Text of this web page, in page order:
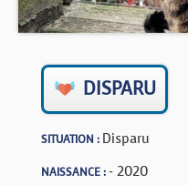
FORUM
DISPARU
SITUATION : Disparu
NAISSANCE :- 2020